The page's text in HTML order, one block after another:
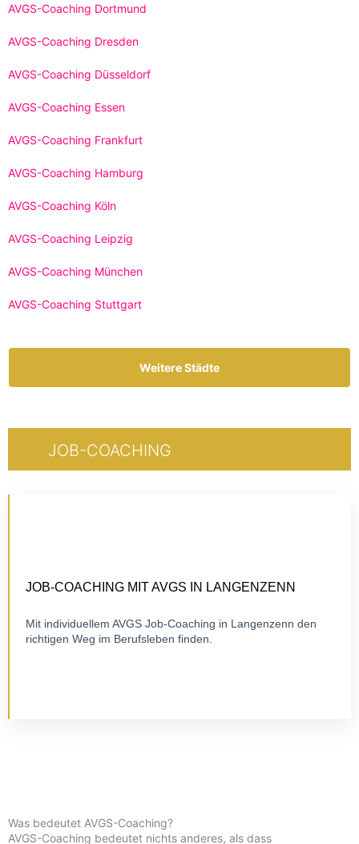
AVGS-Coaching Dortmund
AVGS-Coaching Dresden
AVGS-Coaching Düsseldorf
AVGS-Coaching Essen
AVGS-Coaching Frankfurt
AVGS-Coaching Hamburg
AVGS-Coaching Köln
AVGS-Coaching Leipzig
AVGS-Coaching München
AVGS-Coaching Stuttgart
Weitere Städte
JOB-COACHING
JOB-COACHING MIT AVGS IN LANGENZENN
Mit individuellem AVGS Job-Coaching in Langenzenn den
richtigen Weg im Berufsleben finden.
Zu Job-Coaching
Was bedeutet AVGS-Coaching?
AVGS-Coaching bedeutet nichts anderes, als dass